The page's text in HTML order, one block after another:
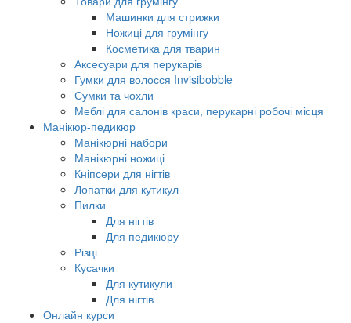
Машинки для стрижки
Ножиці для грумінгу
Косметика для тварин
Аксесуари для перукарів
Гумки для волосся Invisibobble
Сумки та чохли
Меблі для салонів краси, перукарні робочі місця
Манікюр-педикюр
Манікюрні набори
Манікюрні ножиці
Кніпсери для нігтів
Лопатки для кутикул
Пилки
Для нігтів
Для педикюру
Різці
Кусачки
Для кутикули
Для нігтів
Онлайн курси